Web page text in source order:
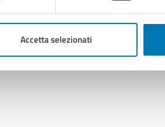
Accetta selezionati